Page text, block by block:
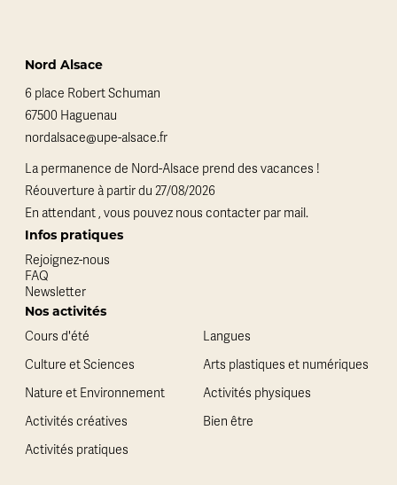
Nord Alsace
6 place Robert Schuman
67500 Haguenau
nordalsace@upe-alsace.fr
La permanence de Nord-Alsace prend des vacances !
Réouverture à partir du 27/08/2026
En attendant , vous pouvez nous contacter par mail.
Infos pratiques
Rejoignez-nous
FAQ
Newsletter
Nos activités
Cours d'été
Langues
Culture et Sciences
Arts plastiques et numériques
Nature et Environnement
Activités physiques
Activités créatives
Bien être
Activités pratiques